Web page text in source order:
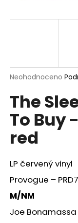
Průměrné
produktu
0,0
5
hvězdiček.
Neohodnoceno
The
To Buy
red
LP červený vinyl
Provogue –
M/NM
Joe
j
?
o
p
r
u